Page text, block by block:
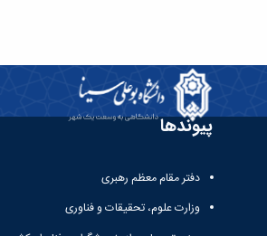
پیوندها
دفتر مقام معظم رهبری
وزارت علوم، تحقیقات و فناوری